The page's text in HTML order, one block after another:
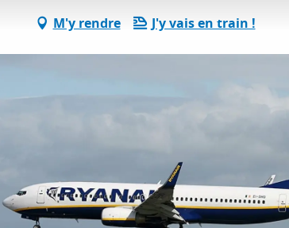
M'y rendre J'y vais en train !